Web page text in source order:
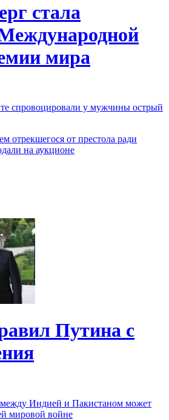
стала
мира
спровоцировали у мужчины острый
отрекшегося от престола ради
на аукционе
Путина с
Индией и Пакистаном может
мировой войне